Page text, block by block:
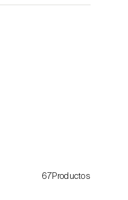
67Productos